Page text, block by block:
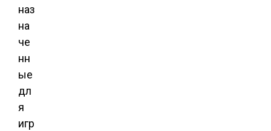
наз
на
че
нн
ые
дл
я
игр